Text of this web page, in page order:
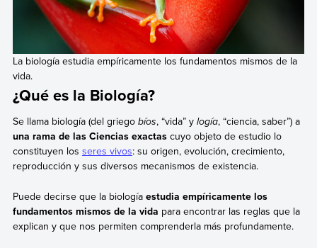
La biología estudia empíricamente los fundamentos mismos de la
vida.
¿Qué es la Biología?
Se llama biología (del griego bíos, “vida” y logía, “ciencia, saber”) a
una rama de las Ciencias exactascuyo objeto de estudio lo
constituyen los seres vivos: su origen, evolución, crecimiento,
reproducción y sus diversos mecanismos de existencia.
Puede decirse que la biología estudia empíricamente los
fundamentos mismos de la vida para encontrar las reglas que la
explican y que nos permiten comprenderla más profundamente.